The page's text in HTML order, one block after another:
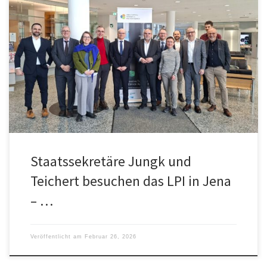
Eine gemeinsame Delegation des Bundesministeriums für
Forschung, Technologie und Raumfahrt (BMFTR) sowie des
Thüringer Ministeriums für Bildung, Wissenschaft und Kultur
(TMBWK), unter Leitung der Staatssekretäre Dr. Rolf-Dieter Jungk
und Prof. Dr. Steffen Teichert, besuchte das LPI am 16. Februar
2026 in Jena. Neben den neuesten Entwicklungen und Strategien
des LPI beschäftigte sich das Treffen mit den Perspektiven des LPI
und der Hightech-Agenda Deutschland.
Staatssekretäre Jungk und
Teichert besuchen das LPI in Jena
– …
Veröffentlicht am Februar 26, 2026